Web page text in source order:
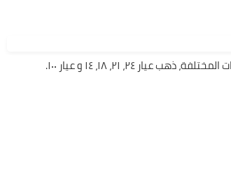
ذهب عيار ٢٤، ٢١، ١٨، ١٤ و عيار ١٠٠.